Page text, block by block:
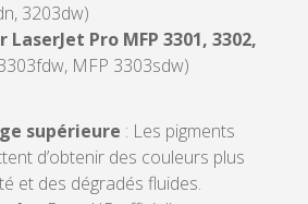
3203dw)
LaserJet Pro MFP 3301, 3302,
MFP 3303sdw)
supérieure : Les pigments
d’obtenir des couleurs plus
et des dégradés fluides.